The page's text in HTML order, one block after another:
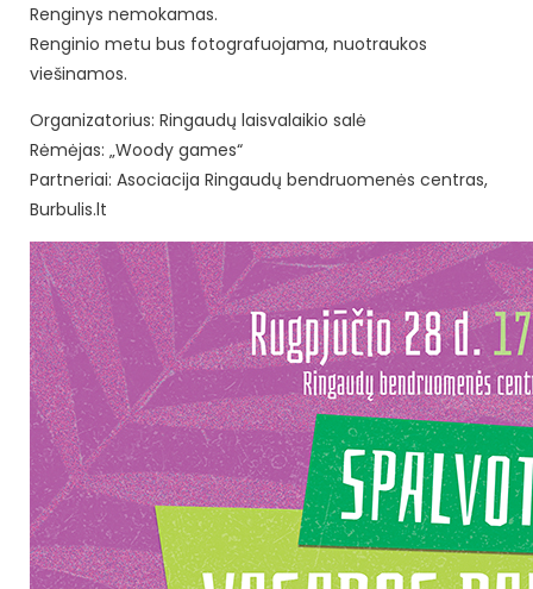
Renginys nemokamas.
Renginio metu bus fotografuojama, nuotraukos
viešinamos.
Organizatorius: Ringaudų laisvalaikio salė
Rėmėjas: „Woody games“
Partneriai: Asociacija Ringaudų bendruomenės centras,
Burbulis.lt